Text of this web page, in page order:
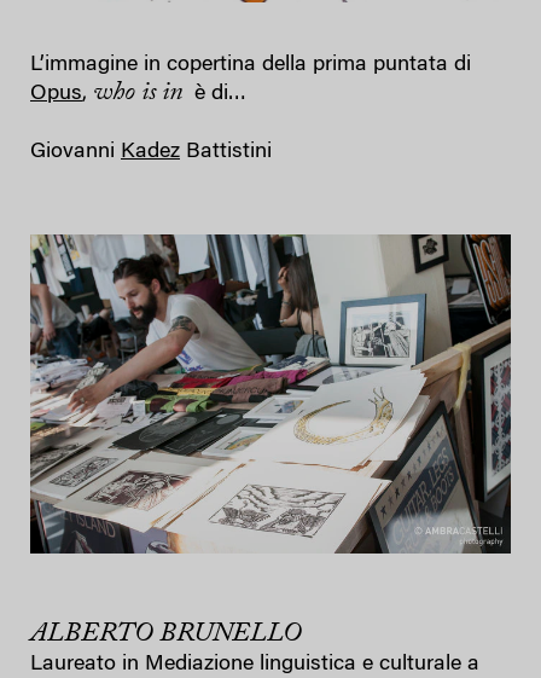
L’immagine in copertina della prima puntata di
Opus, who is in è di…
Giovanni Kadez Battistini
ALBERTO BRUNELLO
Laureato in Mediazione linguistica e culturale a